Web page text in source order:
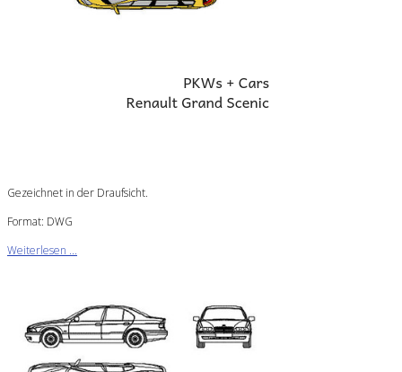
Gezeichnet in der Draufsicht.
Format: DWG
Weiterlesen ...